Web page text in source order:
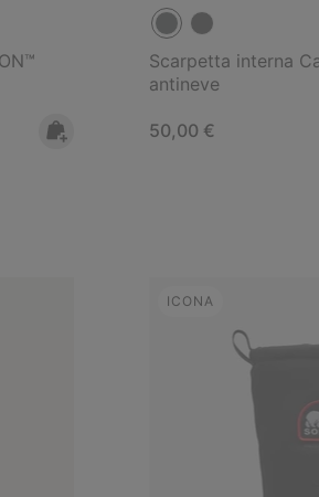
Scarpetta interna
antineve
Regular price:
50,00 €
ICONA